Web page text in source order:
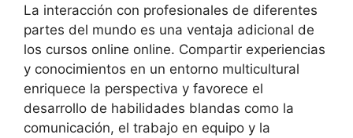
La interacción con profesionales de diferentes
partes del mundo es una ventaja adicional de
los cursos online online. Compartir experiencias
y conocimientos en un entorno multicultural
enriquece la perspectiva y favorece el
desarrollo de habilidades blandas como la
comunicación, el trabajo en equipo y la